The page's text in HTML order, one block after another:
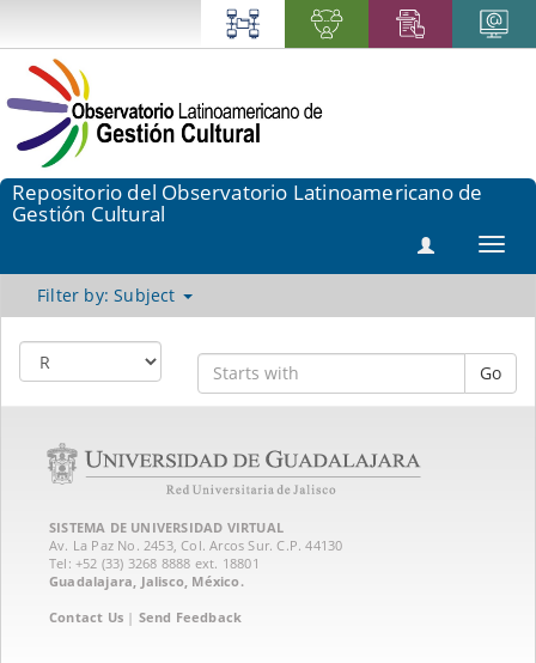
Repositorio del Observatorio Latinoamericano de
Gestión Cultural
Filter by: Subject
Go
SISTEMA DE UNIVERSIDAD VIRTUAL
Av. La Paz No. 2453, Col. Arcos Sur. C.P. 44130
Tel: +52 (33) 3268 8888‏ ext. 18801
Guadalajara, Jalisco, México.
Contact Us | Send Feedback